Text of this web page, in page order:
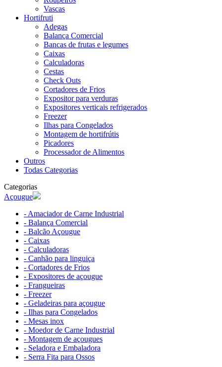
Vascas
Hortifruti
Adegas
Balança Comercial
Bancas de frutas e legumes
Caixas
Calculadoras
Cestas
Check Outs
Cortadores de Frios
Expositor para verduras
Expositores verticais refrigerados
Freezer
Ilhas para Congelados
Montagem de hortifrútis
Picadores
Processador de Alimentos
Outros
Todas Categorias
Categorias
Açougue
- Amaciador de Carne Industrial
- Balança Comercial
- Balcão Açougue
- Caixas
- Calculadoras
- Canhão para linguiça
- Cortadores de Frios
- Expositores de açougue
- Frangueiras
- Freezer
- Geladeiras para açougue
- Ilhas para Congelados
- Mesas inox
- Moedor de Carne Industrial
- Montagem de açougues
- Seladora e Embaladora
- Serra Fita para Ossos